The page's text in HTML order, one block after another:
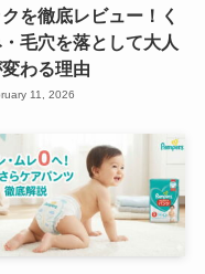
を徹底レビュー！く
毛穴を落として大人
わる理由
11, 2026